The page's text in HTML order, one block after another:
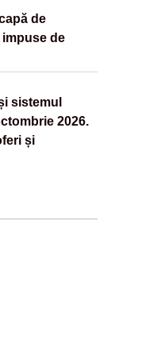
de
de
sistemul
2026.
și